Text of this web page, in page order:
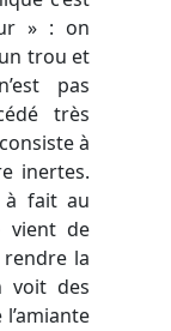
» : on
trou et
pas
très
à
inertes.
à fait au
vient de
la
des